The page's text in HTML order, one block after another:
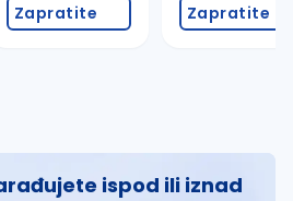
Zapratite Zapratite
ispod ili iznad